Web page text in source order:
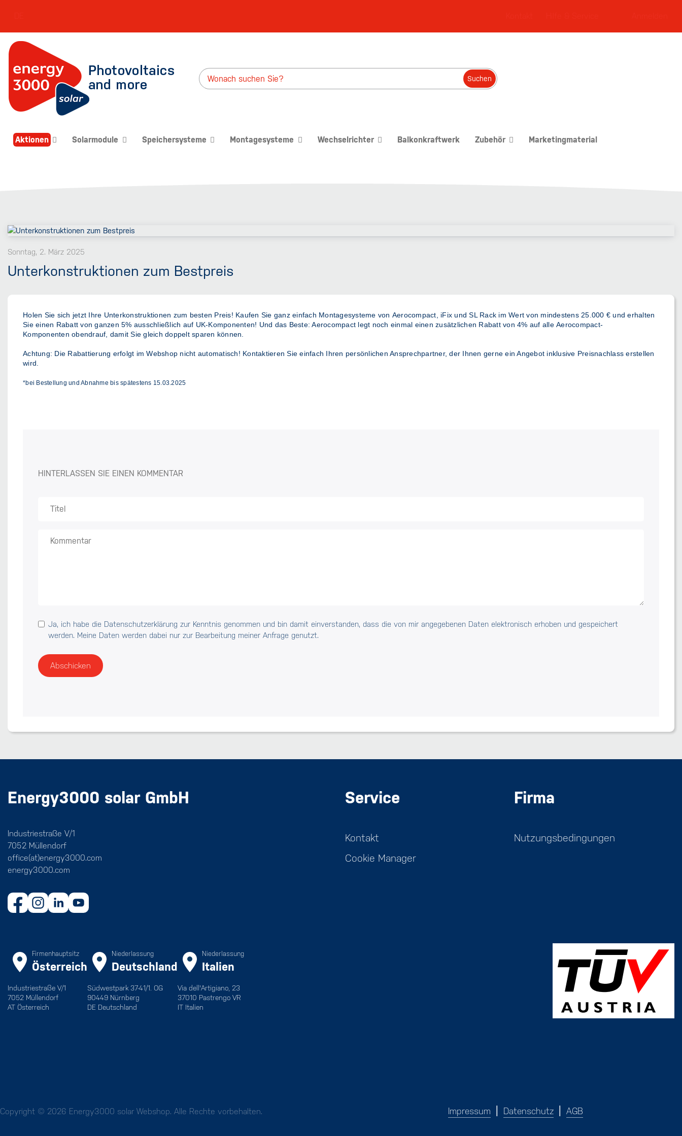
Suchen
Aktionen Solarmodule Speichersysteme Montagesysteme Wechselrichter Balkonkraftwerk Zubehör Marketingmaterial
Sonntag, 2. März 2025
Unterkonstruktionen zum Bestpreis
Holen Sie sich jetzt Ihre Unterkonstruktionen zum besten Preis! Kaufen Sie ganz einfach Montagesysteme von Aerocompact iFixundSL Rack im Wert von mindestens 25.000 € und erhalten
Sie einen Rabatt vonganzen 5% ausschließlich auf UK-Komponenten! Und das Beste: Aerocompact legt noch einmal einen zusätzlichen Rabatt von 4% auf alle Aerocompact-
Komponenten obendrauf, damit Sie gleich doppelt sparen können.
Achtung: Die Rabattierung erfolgt im Webshop nicht automatisch! Kontaktieren Sie einfach Ihren persönlichen Ansprechpartner, der Ihnen gerne ein Angebot inklusive Preisnachlass erstellen
wird.
*bei Bestellung und Abnahme bis spätestens 15.03.2025
HINTERLASSEN SIE EINEN KOMMENTAR
Ja, ich habe die Datenschutzerklärung zur Kenntnis genommen und bin damit einverstanden, dass die von mir angegebenen Daten elektronisch erhoben und gespeichert
werden. Meine Daten werden dabei nur zur Bearbeitung meiner Anfrage genutzt.
Abschicken
Energy3000 solar GmbH
Industriestraße V/1
7052 Müllendorf
office(at)energy3000.com
energy3000.com
Service
Kontakt
Cookie Manager
Firma
Nutzungsbedingungen
Firmenhauptsitz
Österreich
Industriestraße V/1
7052 Müllendorf
AT Österreich
Niederlassung
Deutschland
Südwestpark 37-41/1. OG
90449 Nürnberg
DE Deutschland
Niederlassung
Italien
Via dell'Artigiano, 23
37010 Pastrengo VR
IT Italien
Copyright © 2026 Energy3000 solar Webshop. Alle Rechte vorbehalten. Impressum Datenschutz AGB